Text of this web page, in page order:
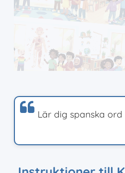
Lär dig spanska